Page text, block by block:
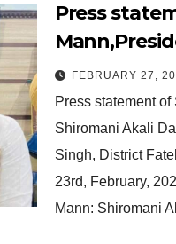
Press
DalFEBRUARY 27,
Press statement
Shiromani Akali
Singh, District
23rd, February,
Mann: Shiromani